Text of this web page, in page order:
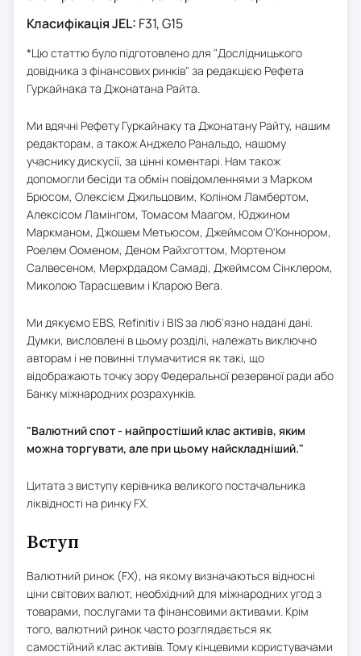
Класифікація JEL: F31, G15
*Цю статтю було підготовлено для "Дослідницького
довідника з фінансових ринків" за редакцією Рефета
Гуркайнака та Джонатана Райта.
Ми вдячні Рефету Гуркайнаку та Джонатану Райту, нашим
редакторам, а також Анджело Ранальдо, нашому
учаснику дискусії, за цінні коментарі. Нам також
допомогли бесіди та обмін повідомленнями з Марком
Брюсом, Олексієм Джильцовим, Коліном Ламбертом,
Алексісом Ламінгом, Томасом Маагом, Юджином
Маркманом, Джошем Метьюсом, Джеймсом О'Коннором,
Роелем Ооменом, Деном Райхготтом, Мортеном
Салвесеном, Мерхрдадом Самаді, Джеймсом Сінклером,
Миколою Тарасшевим і Кларою Вега.
Ми дякуємо EBS, Refinitiv і BIS за люб'язно надані дані.
Думки, висловлені в цьому розділі, належать виключно
авторам і не повинні тлумачитися як такі, що
відображають точку зору Федеральної резервної ради або
Банку міжнародних розрахунків.
"Валютний спот - найпростіший клас активів, яким
можна торгувати, але при цьому найскладніший."
Цитата з виступу керівника великого постачальника
ліквідності на ринку FX.
Вступ
Валютний ринок (FX), на якому визначаються відносні
ціни світових валют, необхідний для міжнародних угод з
товарами, послугами та фінансовими активами. Крім
того, валютний ринок часто розглядається як
самостійний клас активів. Тому кінцевими користувачами